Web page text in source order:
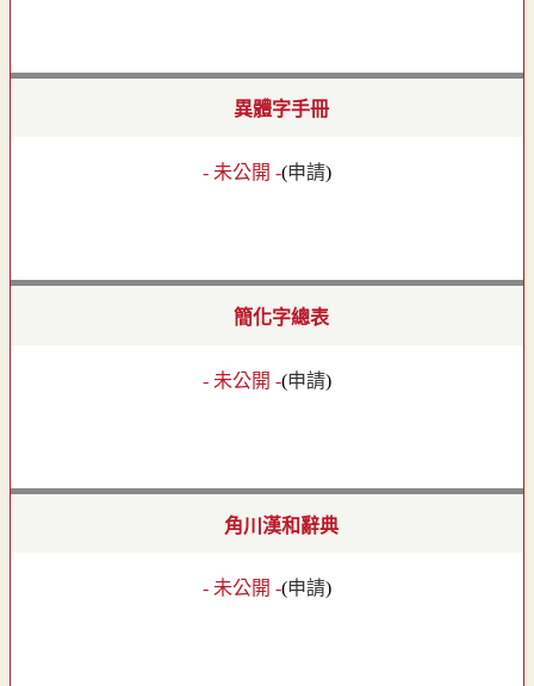
異體字手冊
- 未公開 -(申請)
簡化字總表
- 未公開 -(申請)
角川漢和辭典
- 未公開 -(申請)